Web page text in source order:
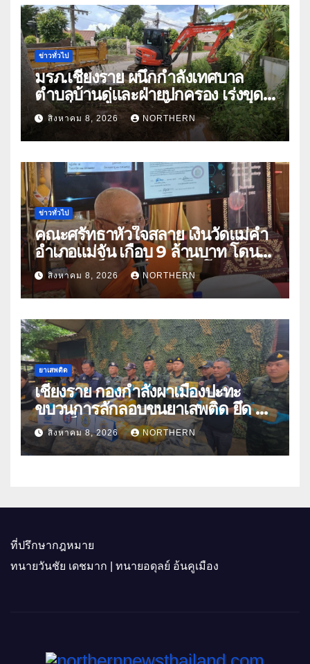
ข่าวทั่วไป
มรภ.เชียงราย ผนึกกำลังเทศบาล
ตำบลบ้านดู่และฝ่ายปกครอง เร่งขุด
ลอกสิ่งกีดขวางทางน้ำ ป้องกันและลด
ปัญหาน้ำท่วม
สิงหาคม 8, 2026 NORTHERN
ข่าวทั่วไป
คณะศรัทธาหัวใจสลาย เงินวัดแม่คำ
อำเภอแม่จัน เกือบ 9 ล้านบาท โดน
แก๊งคอลเซ็นเตอร์หลอกให้โอนข้าม
ปีกว่า 66 บัญชี
สิงหาคม 8, 2026 NORTHERN
ยาเสพติด
เชียงราย กองกำลังผาเมืองปะทะ
ขบวนการลักลอบขนยาเสพติด ยึด 2
ล้านเม็ด
สิงหาคม 8, 2026 NORTHERN
ที่ปรึกษากฎหมาย
ทนายวันชัย เดชมาก | ทนายอดุลย์ อ้นคูเมือง